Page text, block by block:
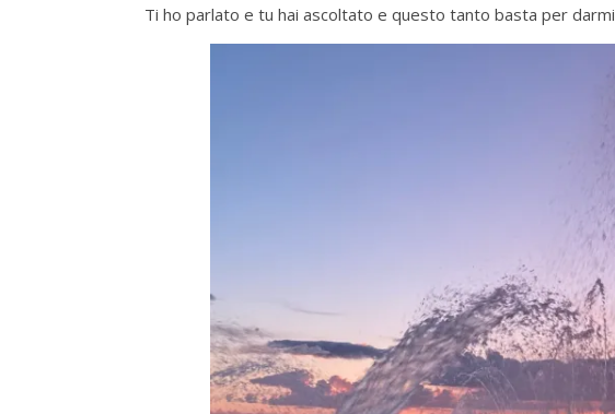
Ti ho parlato e tu hai ascoltato e questo tanto basta per darmi